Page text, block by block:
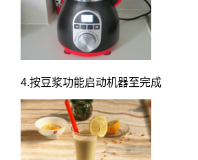
4.按豆浆功能启动机器至完成